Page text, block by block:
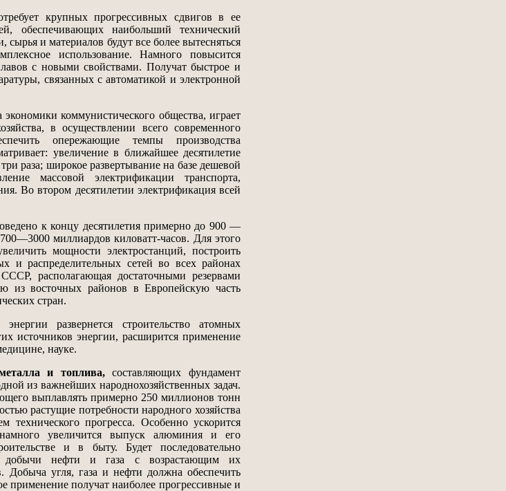
крупных прогрессивных сдвигов в ее
обеспечивающих наибольший технический
и материалов будут все более вытесняться
использование. Намного повысится
с новыми свойствами. Получат быстрое и
связанных с автоматикой и электронной
коммунистического общества, играет
в осуществлении всего современного
опережающие темпы производства
увеличение в ближайшее десятилетие
раза; широкое развертывание на базе дешевой
массовой электрификации транспорта,
Во втором десятилетии электрификация всей
к концу десятилетия примерно до 900 —
миллиардов киловатт-часов. Для этого
мощности электростанций, построить
и распределительных сетей во всех районах
располагающая достаточными резервами
из восточных районов в Европейскую часть
стран.
развернется строительство атомных
источников энергии, расширится применение
науке.
и топлива,составляющих фундамент
из важнейших народнохозяйственных задач.
выплавлять примерно 250 миллионов тонн
растущие потребности народного хозяйства
прогресса. Особенно ускорится
увеличится выпуск алюминия и его
и в быту. Будет последовательно
добычи нефти и газа с возрастающим их
Добыча угля, газа и нефти должна обеспечить
применение получат наиболее прогрессивные и